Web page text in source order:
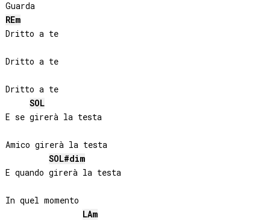
Guarda
REm
Dritto a te
Dritto a te
Dritto a te
SOL
E se girerà la testa
Amico girerà la testa
SOL#dim
E quando girerà la testa
In quel momento
LAm